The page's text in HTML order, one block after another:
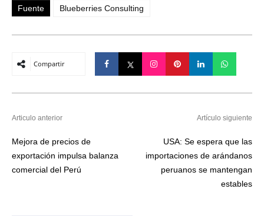
Fuente Blueberries Consulting
Compartir
Articulo anterior
Mejora de precios de
exportación impulsa balanza
comercial del Perú
Artículo siguiente
USA: Se espera que las
importaciones de arándanos
peruanos se mantengan
estables